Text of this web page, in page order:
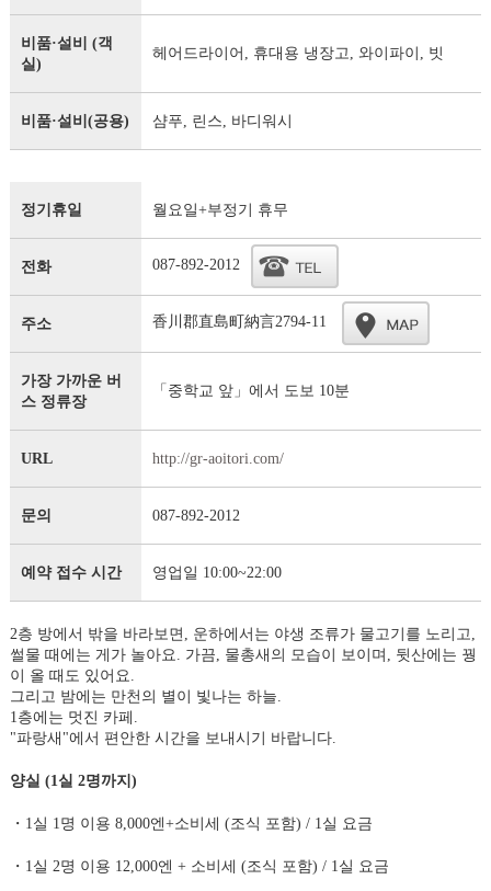
비품·설비 (객
실)
헤어드라이어, 휴대용 냉장고, 와이파이, 빗
비품·설비(공용) 샴푸, 린스, 바디워시
정기휴일 월요일+부정기 휴무
전화 087-892-2012
주소 香川郡直島町納言2794-11
가장 가까운 버
스 정류장
「중학교 앞」에서 도보 10분
URL http://gr-aoitori.com/
문의 087-892-2012
예약 접수 시간 영업일 10:00~22:00
2층 방에서 밖을 바라보면, 운하에서는 야생 조류가 물고기를 노리고,
썰물 때에는 게가 놀아요. 가끔, 물총새의 모습이 보이며, 뒷산에는 꿩
이 올 때도 있어요.
그리고 밤에는 만천의 별이 빛나는 하늘.
1층에는 멋진 카페.
"파랑새"에서 편안한 시간을 보내시기 바랍니다.
양실 (1실 2명까지)
・1실 1명 이용 8,000엔+소비세 (조식 포함) / 1실 요금
・1실 2명 이용 12,000엔 + 소비세 (조식 포함) / 1실 요금